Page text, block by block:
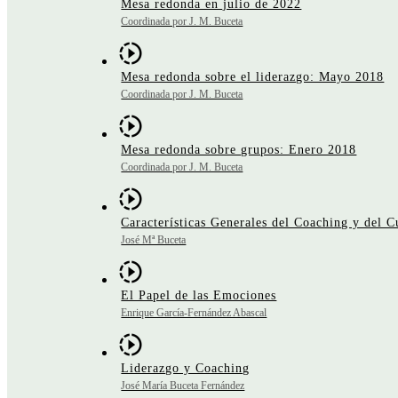
Mesa redonda en julio de 2022
Coordinada por J. M. Buceta
Mesa redonda sobre el liderazgo: Mayo 2018
Coordinada por J. M. Buceta
Mesa redonda sobre grupos: Enero 2018
Coordinada por J. M. Buceta
Características Generales del Coaching y del
José Mª Buceta
El Papel de las Emociones
Enrique García-Fernández Abascal
Liderazgo y Coaching
José María Buceta Fernández